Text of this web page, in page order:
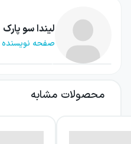
روز دو بار برای
پیاده‌روی می‌کند. در
پیدا کردن خانواده و
لیندا سو پارک
صفحه نویسنده
محصولات مشابه